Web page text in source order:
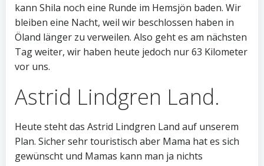
kann Shila noch eine Runde im Hemsjön baden. Wir
bleiben eine Nacht, weil wir beschlossen haben in
Öland länger zu verweilen. Also geht es am nächsten
Tag weiter, wir haben heute jedoch nur 63 Kilometer
vor uns.
Astrid Lindgren Land.
Heute steht das Astrid Lindgren Land auf unserem
Plan. Sicher sehr touristisch aber Mama hat es sich
gewünscht und Mamas kann man ja nichts